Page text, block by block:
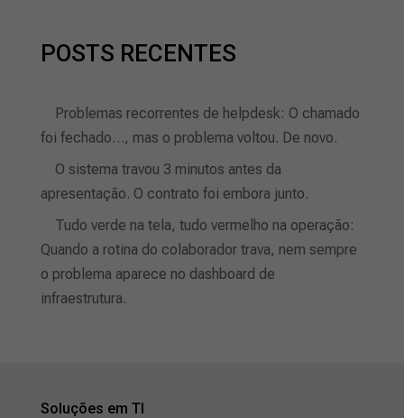
POSTS RECENTES
Problemas recorrentes de helpdesk: O chamado
foi fechado…, mas o problema voltou. De novo.
O sistema travou 3 minutos antes da
apresentação. O contrato foi embora junto.
Tudo verde na tela, tudo vermelho na operação:
Quando a rotina do colaborador trava, nem sempre
o problema aparece no dashboard de
infraestrutura.
Soluções em TI